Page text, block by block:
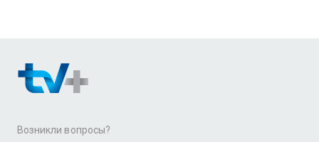
Возникли вопросы?